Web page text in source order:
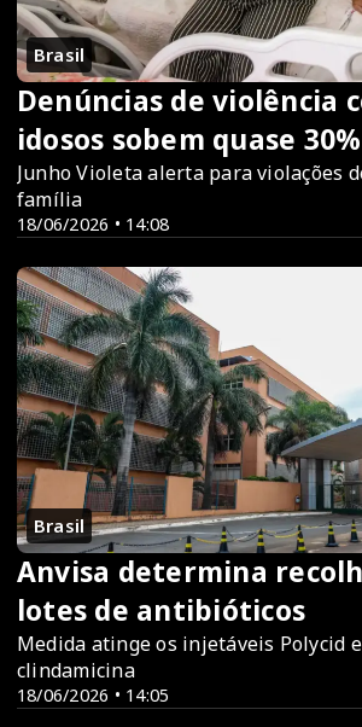
Brasil
18/06/2026 • 14:08
Denúncias de violência
idosos sobem quase
Junho Violeta alerta para violações
família
Brasil
18/06/2026 • 14:05
Anvisa determina
lotes de antibióticos
Medida atinge os injetáveis Polycid
clindamicina